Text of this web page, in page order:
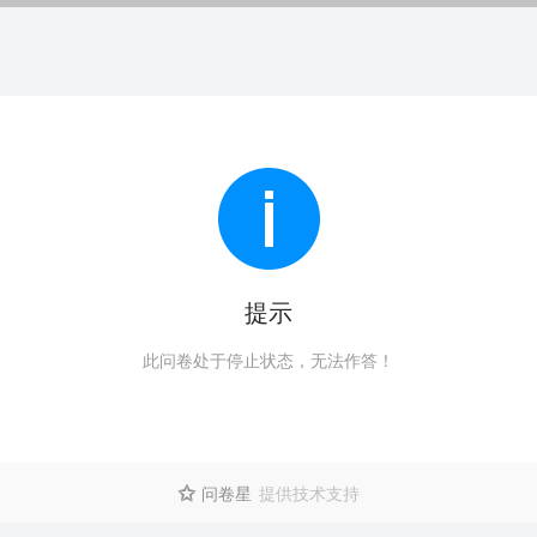
提示
此问卷处于停止状态，无法作答！
 问卷星 提供技术支持